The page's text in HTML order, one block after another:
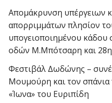
Απομάκρυνση υπέργειων
απορριμμάτων πλησίον
υπογειοποιημένου
οδών Μ.Μπότσαρη και
Φεστιβάλ Δωδώνης –
Μουμούρη και τον
«Ίωνα» του Ευριπίδη